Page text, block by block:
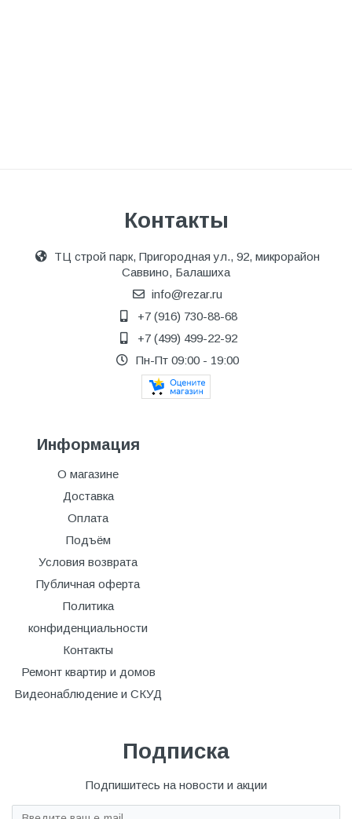
Контакты
ТЦ строй парк, Пригородная ул., 92, микрорайон
Саввино, Балашиха
info@rezar.ru
+7 (916) 730-88-68
+7 (499) 499-22-92
Пн-Пт 09:00 - 19:00
Информация
О магазине
Доставка
Оплата
Подъём
Условия возврата
Публичная оферта
Политика
конфиденциальности
Контакты
Ремонт квартир и домов
Видеонаблюдение и СКУД
Подписка
Подпишитесь на новости и акции